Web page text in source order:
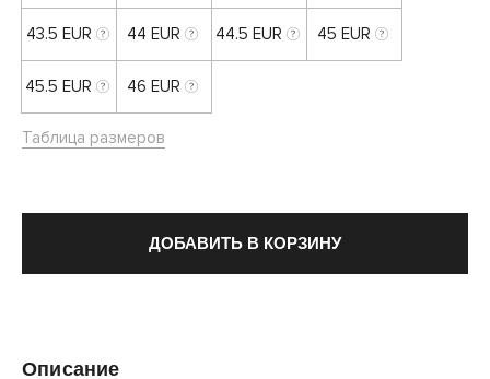
43.5 EUR 44 EUR 44.5 EUR 45 EUR
45.5 EUR 46 EUR
Таблица размеров
ДОБАВИТЬ В КОРЗИНУ
Описание